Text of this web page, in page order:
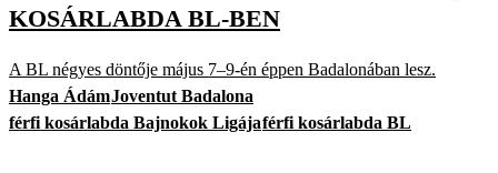
KOSÁRLABDA BL-BEN
A BL négyes döntője május 7–9-én éppen Badalonában lesz.
Hanga ÁdámJoventut Badalona
férfi kosárlabda Bajnokok Ligájaférfi kosárlabda BL